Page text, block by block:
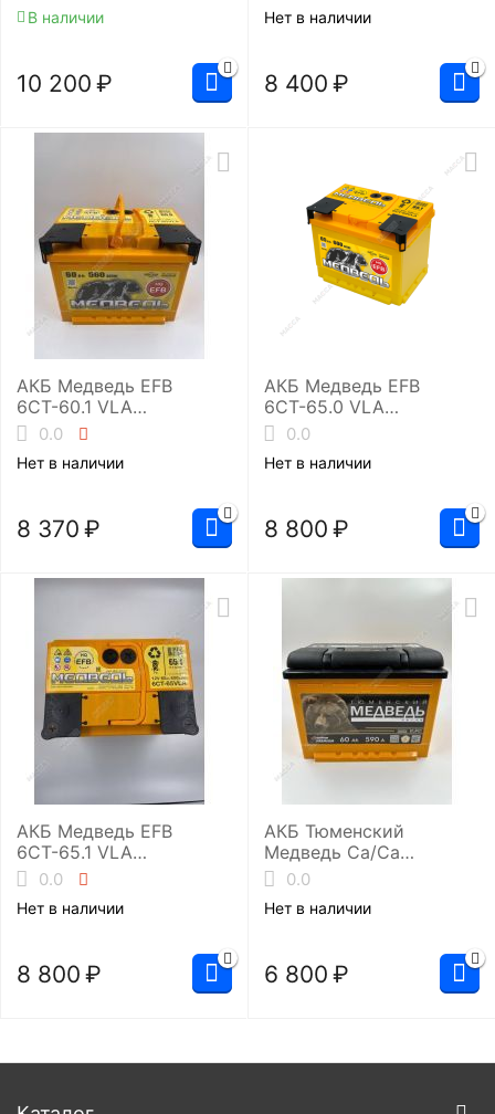
В наличии
10 200 ₽
Нет в наличии
8 400 ₽
АКБ Медведь EFB
6СТ-60.1 VLA
(L2/560EN)
0.0
Нет в наличии
8 370 ₽
АКБ Медведь EFB
6СТ-65.0 VLA
(L2/600EN)
0.0
Нет в наличии
8 800 ₽
АКБ Медведь EFB
6СТ-65.1 VLA
(L2/600EN)
0.0
Нет в наличии
8 800 ₽
АКБ Тюменский
Медведь Ca/Ca
6ст-60.0 (L2/590EN)
0.0
Нет в наличии
6 800 ₽